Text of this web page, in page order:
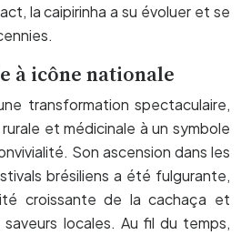
la caipirinha a su évoluer et se
à icône nationale
transformation spectaculaire,
et médicinale à un symbole
Son ascension dans les
brésiliens a été fulgurante,
croissante de la cachaça et
locales. Au fil du temps,